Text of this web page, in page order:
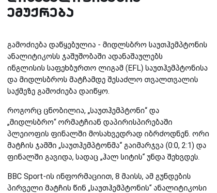
ემუქრება
გამოძიება დაწყებულია - მიდლსბრო საუთჰემპტონის
ანალიტიკოსს ჯაშუშობაში ადანაშაულებს
ინგლისის საფეხბურთო ლიგამ (EFL) საუთჰემპტონისა
და მიდლსბროს მატჩამდე შესაძლო თვალთვალის
საქმეზე გამოძიება დაიწყო.
როგორც ცნობილია, „საუთჰემპტონი“ და
„მიდლსბრო“ ორმატჩიან დაპირისპირებაში
პლეიოფის ფინალში მოსახვედრად იბრძოდნენ. ორი
მატჩის ჯამში „საუთჰემპტონმა“ გაიმარჯვა (0:0, 2:1) და
ფინალში გავიდა, სადაც „ჰალ სიტის“ უნდა შეხვდეს.
BBC Sport-ის ინფორმაციით, 8 მაისს, ამ გუნდების
პირველი მატჩის წინ „საუთჰემპტონის“ ანალიტიკოსი